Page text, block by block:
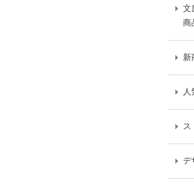
文
商
新
ス
デ